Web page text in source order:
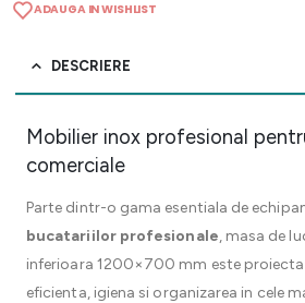
ADAUGA IN WISHLIST
DESCRIERE
Mobilier inox profesional
comerciale
Parte dintr-o gama esentiala de
bucatariilor profesionale, masa de
inferioara 1200×700 mm este
eficienta, igiena si organizarea in cele